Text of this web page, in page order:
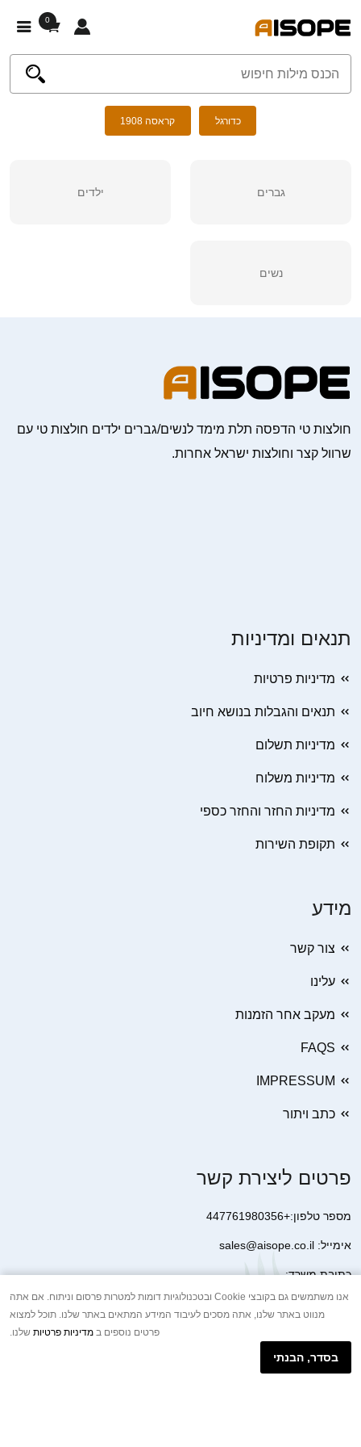
0
כדורגל קראסה 1908
גברים ילדים
נשים
חולצות טי הדפסה תלת מימד לנשים/גברים ילדים חולצות טי עם
שרוול קצר וחולצות ישראל אחרות.
תנאים ומדיניות
מדיניות פרטיות
תנאים והגבלות בנושא חיוב
מדיניות תשלום
מדיניות משלוח
מדיניות החזר והחזר כספי
תקופת השירות
מידע
צור קשר
עלינו
מעקב אחר הזמנות
FAQS
IMPRESSUM
כתב ויתור
פרטים ליצירת קשר
מספר טלפון:+447761980356
אימייל: sales@aisope.co.il
כתובת משרד:
41 Devonshire Street Ground Floor Office 1 London W1G 7AJ
United Kingdom
+44 7410 2065017
הודעת וואטסאפ באינטרנט
אנו משתמשים גם בקובצי Cookie ובטכנולוגיות דומות למטרות פרסום וניתוח. אם אתה
מנווט באתר שלנו, אתה מסכים לעיבוד המידע המתאים באתר שלנו. תוכל למצוא
פרטים נוספים ב מדיניות פרטיות שלנו.
בסדר, הבנתי